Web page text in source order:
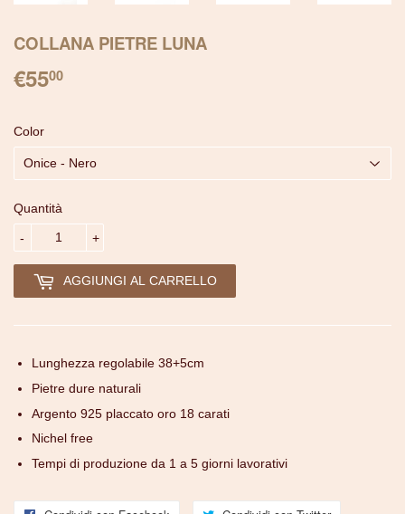
COLLANA PIETRE LUNA
€5500
Color
Quantità
+
-
AGGIUNGI AL CARRELLO
Lunghezza regolabile 38+5cm
Pietre dure naturali
Argento 925 placcato oro 18 carati
Nichel free
Tempi di produzione da 1 a 5 giorni lavorativi